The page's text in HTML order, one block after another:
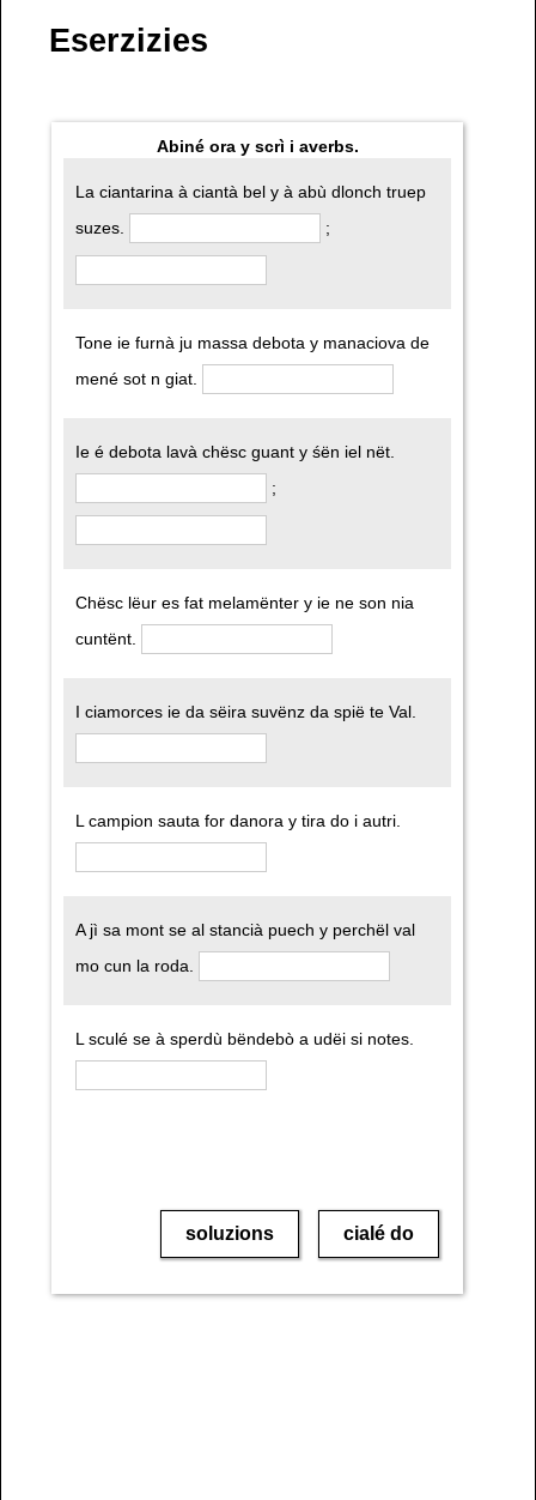
Eserzizies
Abiné ora y scrì i averbs.
La ciantarina à ciantà bel y à abù dlonch truep
suzes.
;
Tone ie furnà ju massa debota y manaciova de
mené sot n giat.
Ie é debota lavà chësc guant y śën iel nët.
;
Chësc lëur es fat melamënter y ie ne son nia
cuntënt.
I ciamorces ie da sëira suvënz da spië te Val.
L campion sauta for danora y tira do i autri.
A jì sa mont se al stancià puech y perchël val
mo cun la roda.
L sculé se à sperdù bëndebò a udëi si notes.
soluzions cialé do